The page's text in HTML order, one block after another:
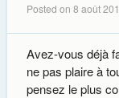
Posted on 8 août
Avez-vous déjà
ne pas plaire à
pensez le plus